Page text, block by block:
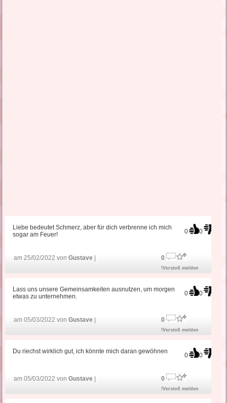
0 0
Liebe bedeutet Schmerz, aber für dich verbrenne ich mich
sogar am Feuer!
am 25/02/2022 vonGustave 0
!Verstoß melden
0 0
Lass uns unsere Gemeinsamkeiten ausnutzen, um morgen
etwas zu unternehmen.
am 05/03/2022 vonGustave 0
!Verstoß melden
0 0
Du riechst wirklich gut, ich könnte mich daran gewöhnen
am 05/03/2022 vonGustave 0
!Verstoß melden